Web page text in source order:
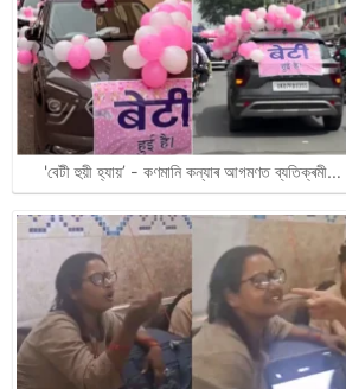
'বেটী হুয়ী হ্যায়’ - কণমানি কন্যাৰ আগমণত ব্যতিক্ৰমী…